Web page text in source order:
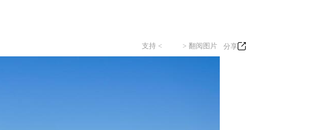
支持 < > 翻阅图片 分享